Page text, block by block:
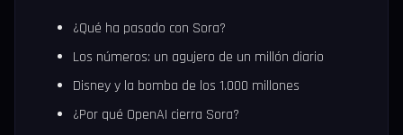
¿Qué ha pasado con Sora?
Los números: un agujero de un millón diario
Disney y la bomba de los 1.000 millones
¿Por qué OpenAI cierra Sora?